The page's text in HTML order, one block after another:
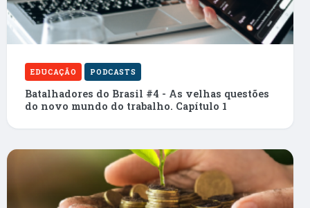
EDUCAÇÃO PODCASTS
Batalhadores do Brasil #4 - As velhas questões
do novo mundo do trabalho. Capítulo 1